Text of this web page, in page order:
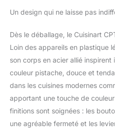
ce
Un design qui ne laisse pas
Dès le déballage, le Cuisinart
Loin des appareils en plastique
son corps en acier allié
couleur pistache, douce et
dans les cuisines modernes
apportant une touche de
finitions sont soignées : les
une agréable fermeté et les